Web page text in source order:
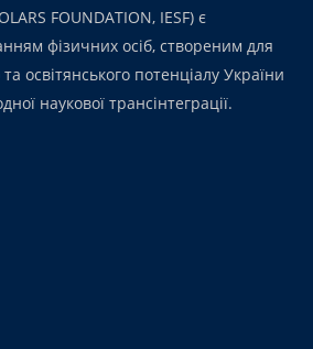
FOUNDATION, IESF) є
фізичних осіб, створеним для
освітянського потенціалу України
наукової трансінтеграції.